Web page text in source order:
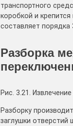
транспортного
коробкой и
составляет порядка
Разборка
Рис. 3.21.
Разборку
заглушки